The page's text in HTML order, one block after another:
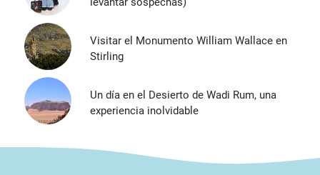
Visitar el Monumento William Wallace en
Stirling
Un día en el Desierto de Wadi Rum, una
experiencia inolvidable